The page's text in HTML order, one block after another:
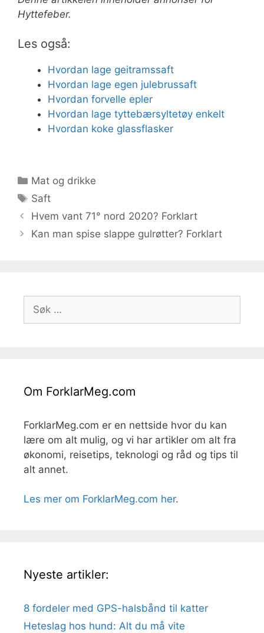
Hyttefeber.
Les også:
Hvordan lage geitramssaft
Hvordan lage egen julebrussaft
Hvordan forvelle epler
Hvordan lage tyttebærsyltetøy enkelt
Hvordan koke glassflasker
Kategorier
Mat og drikke
Stikkord
Saft
Hvem vant 71° nord 2020? Forklart
Kan man spise slappe gulrøtter? Forklart
etter:
Om ForklarMeg.com
ForklarMeg.com er en nettside hvor du kan
lære om alt mulig, og vi har artikler om alt fra
økonomi, reisetips, teknologi og råd og tips til
alt annet.
Les mer om ForklarMeg.com her.
Nyeste artikler:
8 fordeler med GPS-halsbånd til katter
Heteslag hos hund: Alt du må vite